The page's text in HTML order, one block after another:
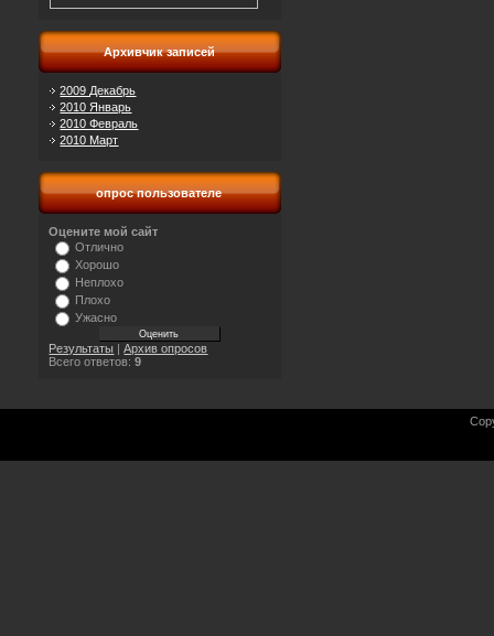
Архивчик записей
2009 Декабрь
2010 Январь
2010 Февраль
2010 Март
опрос пользователе
Оцените мой сайт
Отлично
Хорошо
Неплохо
Плохо
Ужасно
Результаты |Архив опросов
Всего ответов:9